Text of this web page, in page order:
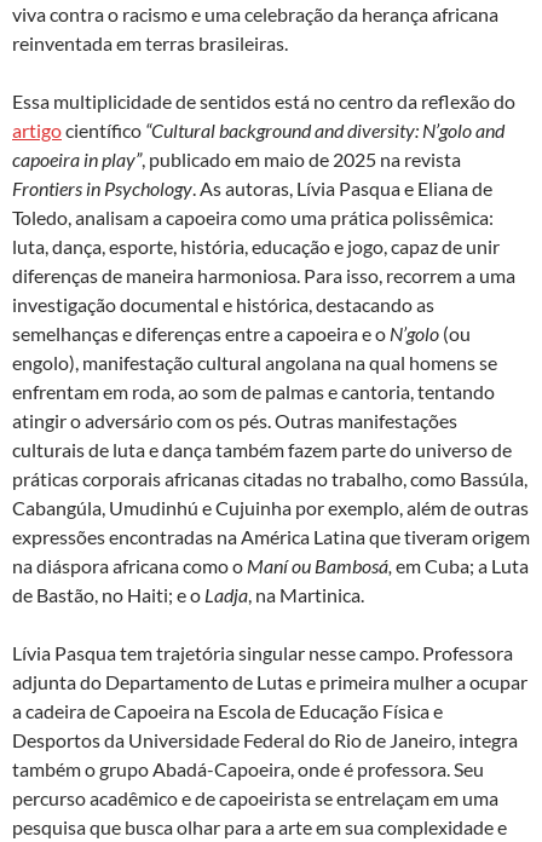
viva contra o racismo e uma celebração da herança africana
reinventada em terras brasileiras.
Essa multiplicidade de sentidos está no centro da reflexão do
artigocientífico “Cultural background and diversity: N’golo and
capoeira in play”, publicado em maio de 2025 na revista
Frontiers in Psychology. As autoras, Lívia Pasqua e Eliana de
Toledo, analisam a capoeira como uma prática polissêmica:
luta, dança, esporte, história, educação e jogo, capaz de unir
diferenças de maneira harmoniosa. Para isso, recorrem a uma
investigação documental e histórica, destacando as
semelhanças e diferenças entre a capoeira e o N’golo (ou
engolo), manifestação cultural angolana na qual homens se
enfrentam em roda, ao som de palmas e cantoria, tentando
atingir o adversário com os pés. Outras manifestações
culturais de luta e dança também fazem parte do universo de
práticas corporais africanas citadas no trabalho, como Bassúla,
Cabangúla, Umudinhú e Cujuinha por exemplo, além de outras
expressões encontradas na América Latina que tiveram origem
na diáspora africana como o Maní ou Bambosá, em Cuba; a Luta
de Bastão, no Haiti; e o Ladja, na Martinica.
Lívia Pasqua tem trajetória singular nesse campo. Professora
adjunta do Departamento de Lutas e primeira mulher a ocupar
a cadeira de Capoeira na Escola de Educação Física e
Desportos da Universidade Federal do Rio de Janeiro, integra
também o grupo Abadá-Capoeira, onde é professora. Seu
percurso acadêmico e de capoeirista se entrelaçam em uma
pesquisa que busca olhar para a arte em sua complexidade e